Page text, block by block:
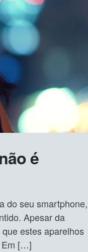
é
do seu smartphone,
Apesar da
estes aparelhos
Em […]